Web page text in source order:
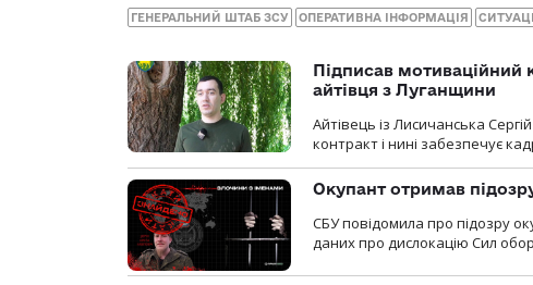
ГЕНЕРАЛЬНИЙ ШТАБ ЗСУ ОПЕРАТИВНА ІНФОРМАЦІЯ
Підписав мотиваційний
айтівця з Луганщини
Айтівець із Лисичанська
контракт і нині забезпечує
Окупант отримав
СБУ повідомила про підозру
даних про дислокацію Сил